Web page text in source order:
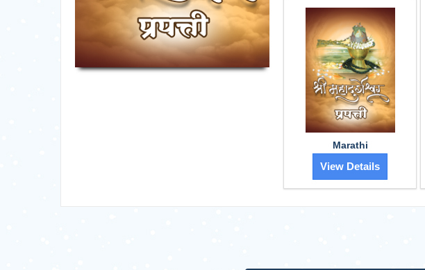
Marathi
View Details